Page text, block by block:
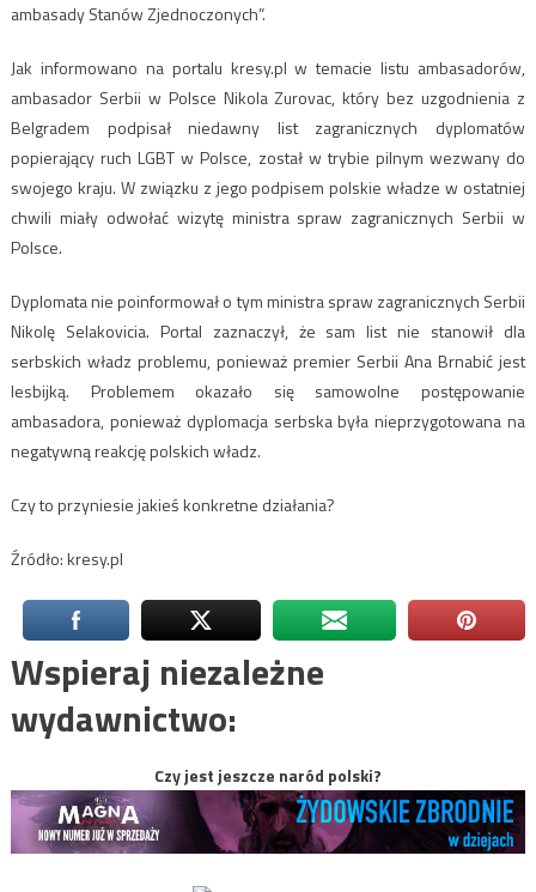
ambasady Stanów Zjednoczonych”.
Jak informowano na portalu kresy.pl w temacie listu ambasadorów,
ambasador Serbii w Polsce Nikola Zurovac, który bez uzgodnienia z
Belgradem podpisał niedawny list zagranicznych dyplomatów
popierający ruch LGBT w Polsce, został w trybie pilnym wezwany do
swojego kraju. W związku z jego podpisem polskie władze w ostatniej
chwili miały odwołać wizytę ministra spraw zagranicznych Serbii w
Polsce.
Dyplomata nie poinformował o tym ministra spraw zagranicznych Serbii
Nikolę Selakovicia. Portal zaznaczył, że sam list nie stanowił dla
serbskich władz problemu, ponieważ premier Serbii Ana Brnabić jest
lesbijką. Problemem okazało się samowolne postępowanie
ambasadora, ponieważ dyplomacja serbska była nieprzygotowana na
negatywną reakcję polskich władz.
Czy to przyniesie jakieś konkretne działania?
Źródło: kresy.pl
Wspieraj niezależne
wydawnictwo:
Czy jest jeszcze naród polski?